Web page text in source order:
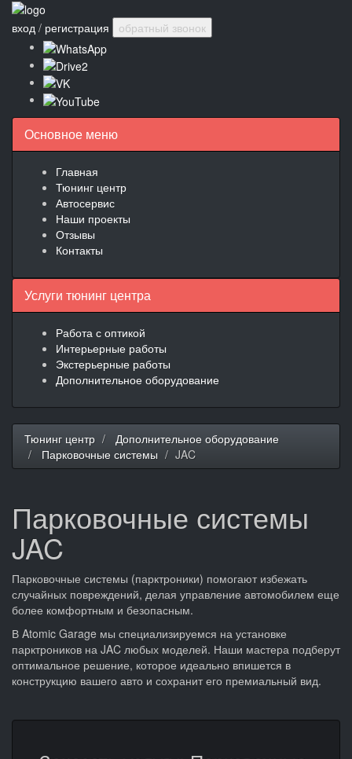
вход / регистрация обратный звонок
Основное меню
Главная
Тюнинг центр
Автосервис
Наши проекты
Отзывы
Контакты
Услуги тюнинг центра
Работа с оптикой
Интерьерные работы
Экстерьерные работы
Дополнительное оборудование
Тюнинг центр
Дополнительное оборудование
Парковочные системы
JAC
Парковочные системы
JAC
Парковочные системы (парктроники) помогают избежать
случайных повреждений, делая управление автомобилем еще
более комфортным и безопасным.
В Atomic Garage мы специализируемся на установке
парктроников на JAC любых моделей. Наши мастера подберут
оптимальное решение, которое идеально впишется в
конструкцию вашего авто и сохранит его премиальный вид.